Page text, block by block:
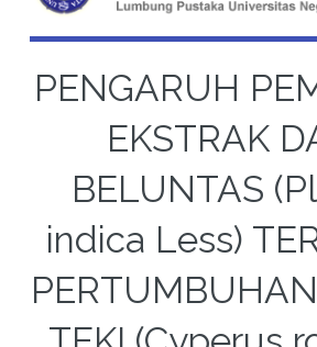
PENGARUH
EKSTRAK
BELUNTAS
indica Less)